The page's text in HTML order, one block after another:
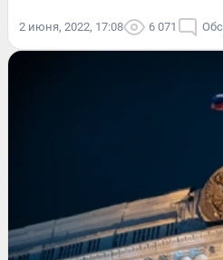
2 июня, 2022, 17:08 6 071